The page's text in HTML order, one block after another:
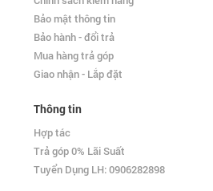
Bảo mật thông tin
Bảo hành - đổi trả
Mua hàng trả góp
Giao nhận - Lắp đặt
Thông tin
Hợp tác
Trả góp 0% Lãi Suất
Tuyển Dụng LH: 0906282898